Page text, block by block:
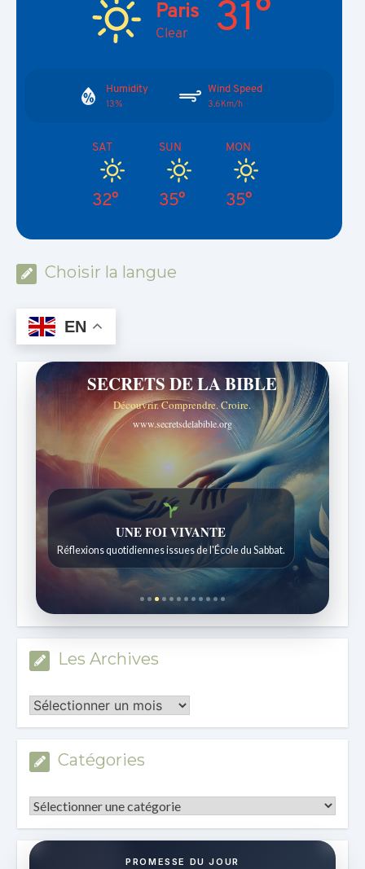
Paris
Clear 31°
Humidity
13%
Wind Speed
3.6Km/h
SAT
32°
SUN
35°
MON
35°
Choisir la langue
EN
SECRETS DE LA BIBLE
Découvrir. Comprendre. Croire.
www.secretsdelabible.org
Histoires bibliques étonnantes
Histoires pour les enfants de 7 à 12 ans.
Les Archives
Les
Archives
Catégories
Catégories
PROMESSE DU JOUR